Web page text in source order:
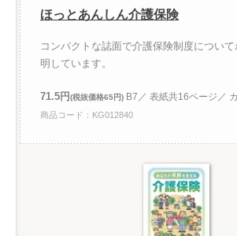
ほっとあんしん介護保険
コンパクトな誌面で介護保険制度につい
明しています。
71.5円(税抜価格65円) B7／ 表紙共16ページ／
商品コード：KG012840